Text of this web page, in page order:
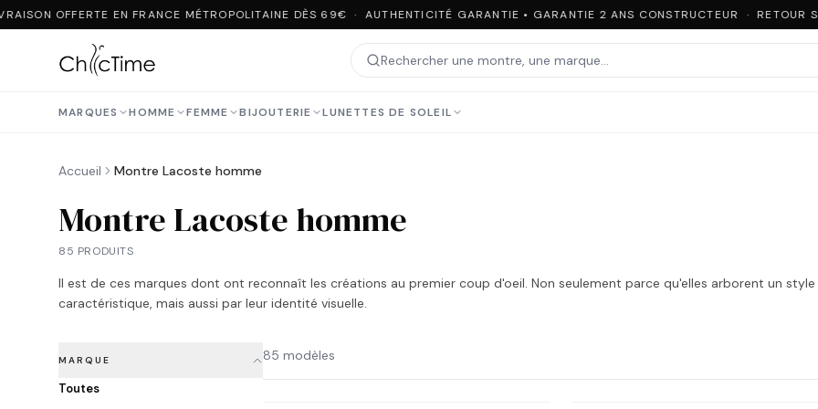
OFFERTE EN FRANCE MÉTROPOLITAINE DÈS 69€ · AUTHENTICITÉ GARANTIE • GARANTIE 2 ANS CONSTRUCTEUR · RETOUR
MARQUES HOMME FEMME BIJOUTERIE LUNETTES DE SOLEIL
Accueil Montre Lacoste homme
Montre Lacoste homme
85 PRODUITS
Il est de ces marques dont ont reconnaît les créations au premier coup d'oeil. Non seulement parce qu'elles arborent un style
caractéristique, mais aussi par leur identité visuelle.
MARQUE
Toutes
85 modèles